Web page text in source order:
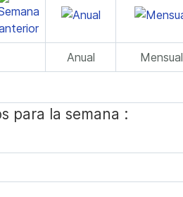
Anual Mensual
para la semana :